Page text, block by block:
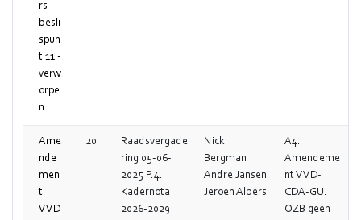
rs -
besli
spun
t 11 -
verw
orpe
n
Ame
nde
men
t
VVD
20
Raadsvergade
ring 05-06-
2025 P.4.
Kadernota
2026-2029
Nick
Bergman
Andre Jansen
Jeroen Albers
A4.
Amendeme
nt VVD-
CDA-GU.
OZB geen